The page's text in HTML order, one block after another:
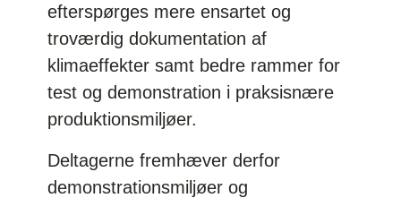
efterspørges mere ensartet og
troværdig dokumentation af
klimaeffekter samt bedre rammer for
test og demonstration i praksisnære
produktionsmiljøer.
Deltagerne fremhæver derfor
demonstrationsmiljøer og